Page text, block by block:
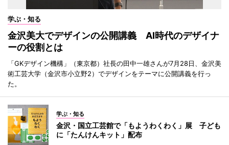
学ぶ・知る
金沢美大でデザインの公開講義 AI時代のデザイナ
ーの役割とは
「GKデザイン機構」（東京都）社長の田中一雄さんが7月28日、金沢美
術工芸大学（金沢市小立野2）でデザインをテーマに公開講義を行っ
た。
学ぶ・知る
金沢・国立工芸館で「もようわくわく」展 子ども
に「たんけんキット」配布